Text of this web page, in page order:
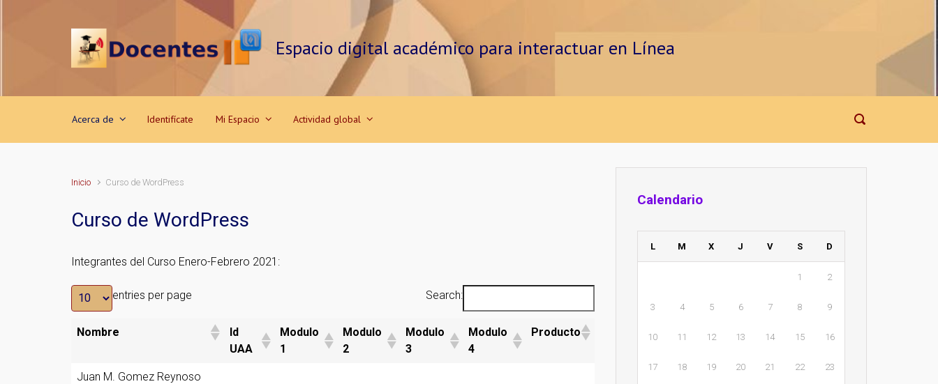
Espacio digital académico para interactuar en Línea
Acerca de Identifícate Mi Espacio Actividad global
Inicio Curso de WordPress
Curso de WordPress
Integrantes del Curso Enero-Febrero 2021:
entries per page Search:
Nombre
Id
UAA
Modulo
1
Modulo
2
Modulo
3
Modulo
4
Producto
Juan M. Gomez Reynoso
Calendario
L M X J V S D
1 2
3 4 5 6 7 8 9
10 11 12 13 14 15 16
17 18 19 20 21 22 23